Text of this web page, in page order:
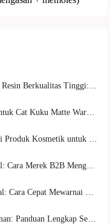
akan Keberlanjutan dan Daya Tahan Lingkungan
Netral dengan Formula Rendah Pelarut
untuk Distributor B2B Internasional
Melalui Pembatasan Kandungan dan Aturan Label
Kuteks Matte Tanpa Luntur
Kuku Berlian Imitasi untuk Pasar Global